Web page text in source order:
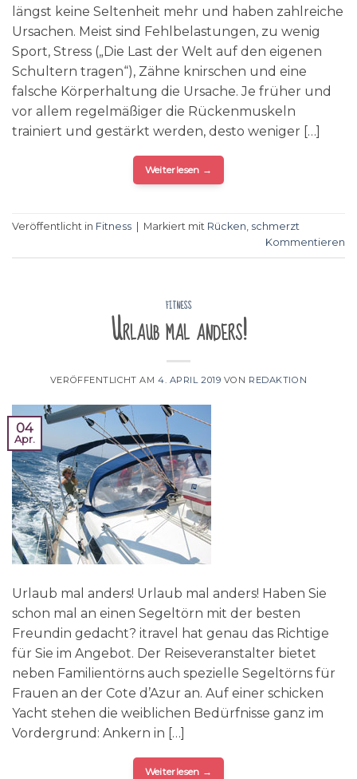
längst keine Seltenheit mehr und haben zahlreiche
Ursachen. Meist sind Fehlbelastungen, zu wenig
Sport, Stress („Die Last der Welt auf den eigenen
Schultern tragen“), Zähne knirschen und eine
falsche Körperhaltung die Ursache. Je früher und
vor allem regelmäßiger die Rückenmuskeln
trainiert und gestärkt werden, desto weniger […]
Weiterlesen →
Veröffentlicht in Fitness Markiert mit Rücken, schmerzt
Kommentieren
FITNESS
Urlaub mal anders!
VERÖFFENTLICHT AM 4. APRIL 2019 VON REDAKTION
04
Apr.
Urlaub mal anders! Urlaub mal anders! Haben Sie
schon mal an einen Segeltörn mit der besten
Freundin gedacht? itravel hat genau das Richtige
für Sie im Angebot. Der Reiseveranstalter bietet
neben Familientörns auch spezielle Segeltörns für
Frauen an der Cote d’Azur an. Auf einer schicken
Yacht stehen die weiblichen Bedürfnisse ganz im
Vordergrund: Ankern in […]
Weiterlesen →